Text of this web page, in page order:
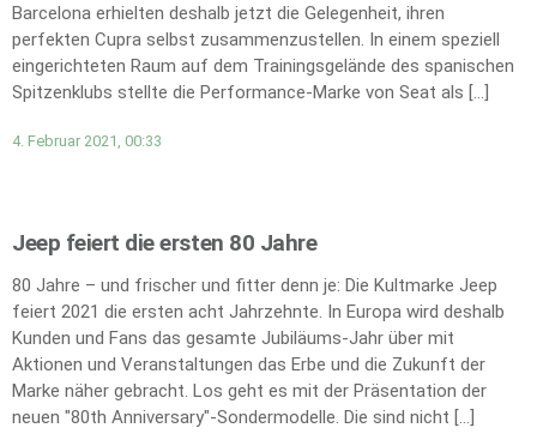
Barcelona erhielten deshalb jetzt die Gelegenheit, ihren
perfekten Cupra selbst zusammenzustellen. In einem speziell
eingerichteten Raum auf dem Trainingsgelände des spanischen
Spitzenklubs stellte die Performance-Marke von Seat als […]
4. Februar 2021, 00:33
Jeep feiert die ersten 80 Jahre
80 Jahre – und frischer und fitter denn je: Die Kultmarke Jeep
feiert 2021 die ersten acht Jahrzehnte. In Europa wird deshalb
Kunden und Fans das gesamte Jubiläums-Jahr über mit
Aktionen und Veranstaltungen das Erbe und die Zukunft der
Marke näher gebracht. Los geht es mit der Präsentation der
neuen "80th Anniversary"-Sondermodelle. Die sind nicht […]